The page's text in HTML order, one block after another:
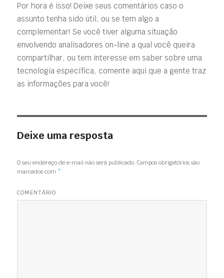
Por hora é isso! Deixe seus comentários caso o
assunto tenha sido útil, ou se tem algo a
complementar! Se você tiver alguma situação
envolvendo analisadores on-line a qual você queira
compartilhar, ou tem interesse em saber sobre uma
tecnologia específica, comente aqui que a gente traz
as informações para você!
Deixe uma resposta
O seu endereço de e-mail não será publicado. Campos obrigatórios são
marcados com *
COMENTÁRIO